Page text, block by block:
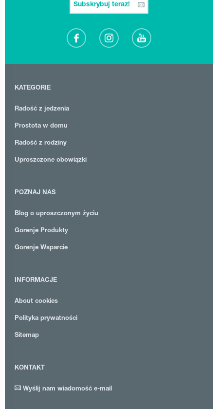
Subskrybuj teraz!
KATEGORIE
Radość z jedzenia
Prostota w domu
Radość z rodziny
Uproszczone obowiązki
POZNAJ NAS
Blog o uproszczonym życiu
Gorenje Produkty
Gorenje Wsparcie
INFORMACJE
About cookies
Polityka prywatności
Sitemap
KONTAKT
Wyślij nam wiadomość e-mail